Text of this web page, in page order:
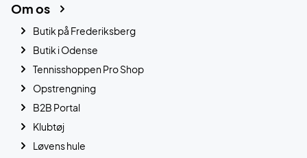
Om os
Butik på Frederiksberg
Butik i Odense
Tennisshoppen Pro Shop
Opstrengning
B2B Portal
Klubtøj
Løvens hule